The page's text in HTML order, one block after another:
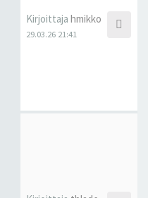
Kirjoittaja hmikko
29.03.26 21:41